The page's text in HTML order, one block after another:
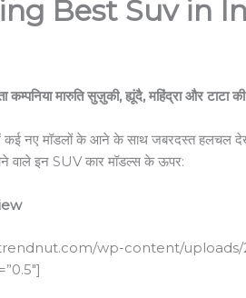
Best Suv in
कम्पनिया मारुति सुज़ुकी, ह्यूंदै, महिंद्रा और टाटा
मॉडलों के आने के साथ जबरदस्त हलचल देखने को
इन SUV कार मॉडल्स के ऊपर:
wp-content/uploads/